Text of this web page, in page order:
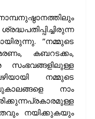
”നമ്മുടെ
കബറടക്കം,
സംഭവങ്ങളിലുള്ള
നമ്മുടെ
നാം
നയിക്കുകയും